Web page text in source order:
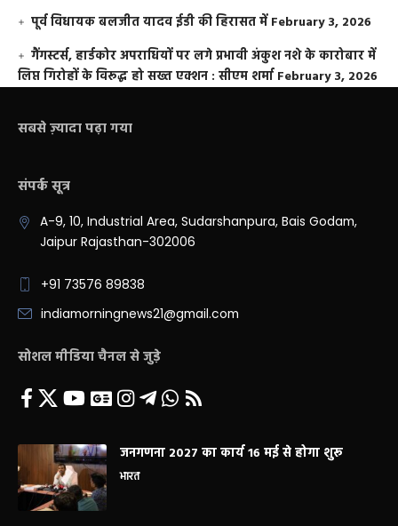
पूर्व विधायक बलजीत यादव ईडी की हिरासत में February 3, 2026
गैंगस्टर्स, हार्डकोर अपराधियों पर लगे प्रभावी अंकुश नशे के कारोबार में
लिप्त गिरोहों के विरूद्ध हो सख्त एक्शन : सीएम शर्मा February 3, 2026
सबसे ज़्यादा पढ़ा गया
संपर्क सूत्र
A-9, 10, Industrial Area, Sudarshanpura, Bais Godam,
Jaipur Rajasthan-302006
+91 73576 89838
indiamorningnews21@gmail.com
सोशल मीडिया चैनल से जुड़े
जनगणना 2027 का कार्य 16 मई से होगा शुरू
भारत